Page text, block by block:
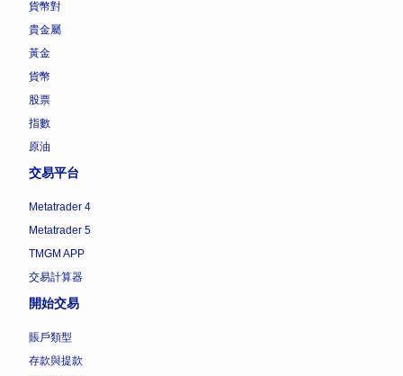
貨幣對
貴金屬
黃金
貨幣
股票
指數
原油
交易平台
Metatrader 4
Metatrader 5
TMGM APP
交易計算器
開始交易
賬戶類型
存款與提款